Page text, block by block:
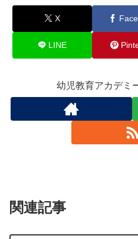
X
LINE
幼児教育アカデミ
関連記事